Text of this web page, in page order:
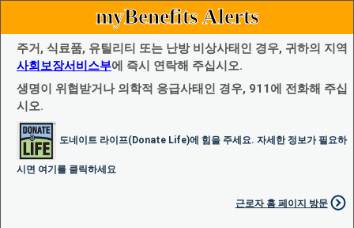
myBenefits Alerts
주거, 식료품, 유틸리티 또는 난방 비상사태인 경우, 귀하의 지역
사회보장서비스부에 즉시 연락해 주십시오.
생명이 위협받거나 의학적 응급사태인 경우, 911에 전화해 주십
시오.
도네이트 라이프(Donate Life)에 힘을 주세요. 자세한 정보가 필요하
시면 여기를 클릭하세요
근로자 홈 페이지 방문